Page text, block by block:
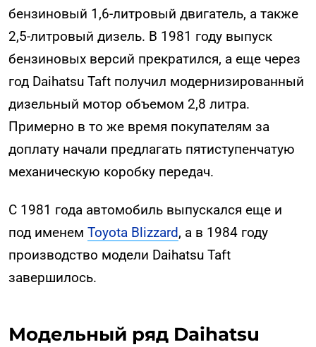
бензиновый 1,6-литровый двигатель, а также
2,5-литровый дизель. В 1981 году выпуск
бензиновых версий прекратился, а еще через
год Daihatsu Taft получил модернизированный
дизельный мотор объемом 2,8 литра.
Примерно в то же время покупателям за
доплату начали предлагать пятиступенчатую
механическую коробку передач.
С 1981 года автомобиль выпускался еще и
под именем Toyota Blizzard, а в 1984 году
производство модели Daihatsu Taft
завершилось.
Модельный ряд Daihatsu